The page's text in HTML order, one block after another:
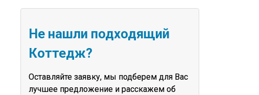
Не нашли подходящий
Коттедж?
Оставляйте заявку, мы подберем для Вас
лучшее предложение и расскажем об